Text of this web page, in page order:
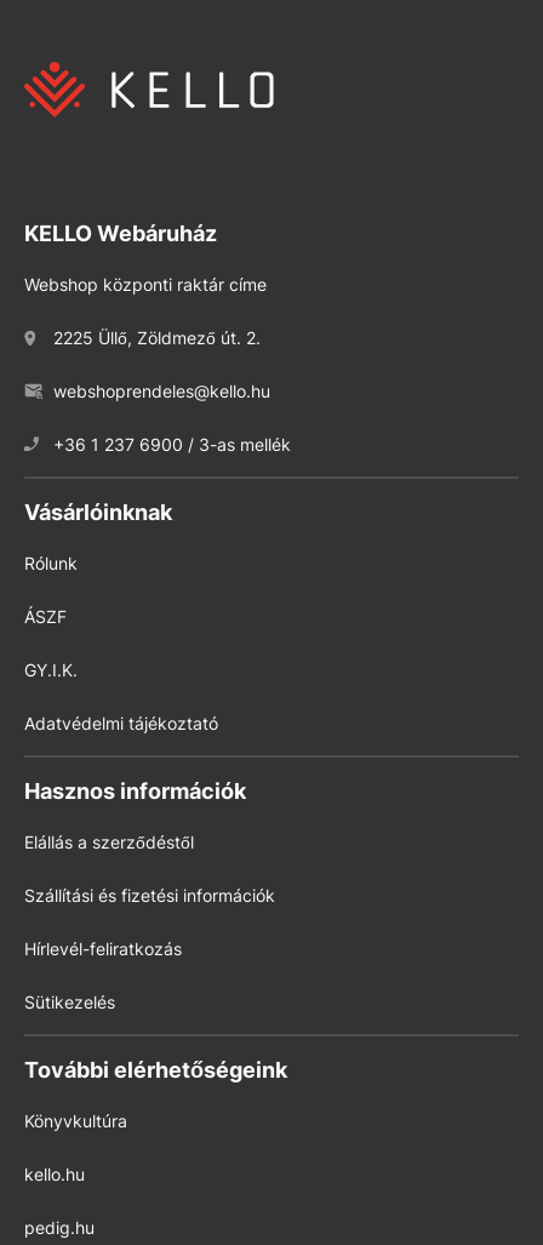
KELLO Webáruház
Webshop központi raktár címe
2225 Üllő, Zöldmező út. 2.
webshoprendeles@kello.hu
+36 1 237 6900 / 3-as mellék
Vásárlóinknak
Rólunk
ÁSZF
GY.I.K.
Adatvédelmi tájékoztató
Hasznos információk
Elállás a szerződéstől
Szállítási és fizetési információk
Hírlevél-feliratkozás
Sütikezelés
További elérhetőségeink
Könyvkultúra
kello.hu
pedig.hu